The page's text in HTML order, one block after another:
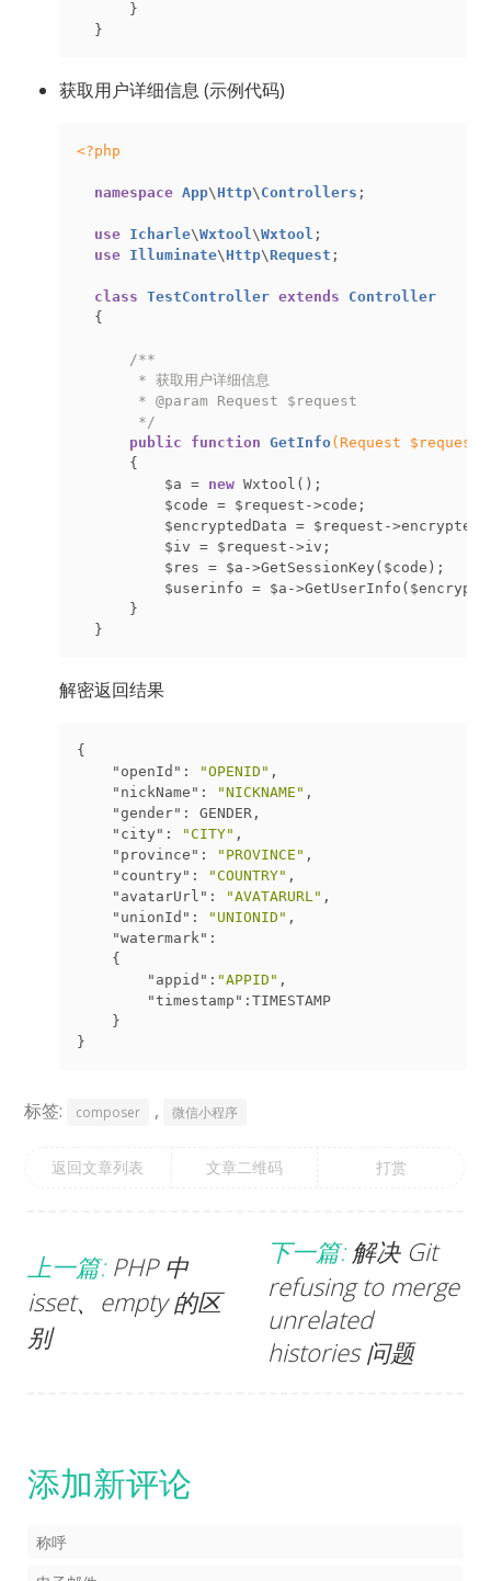
      }
获取用户详细信息 (示例代码)
<?php
namespace App\Http\ Controllers ;
use Icharle\Wxtool\Wxtool ;
use Illuminate\Http\Request ;
class TestController extends
Controller
{
/**
       * 获取用户详细信息
       *
@param Request $request
       */
public
function GetInfo(Request $request)
{
          $a =
new Wxtool();
$code =
$encryptedData =
$iv =
$res = $a-
$userinfo = $a-
      }
解密返回结果
{
"openId" : "OPENID" ,
"nickName" : "NICKNAME" ,
"gender" : GENDER,
"city" : "CITY" ,
"province" : "PROVINCE" ,
"country" : "COUNTRY" ,
"avatarUrl" : "AVATARURL" ,
"unionId" : "UNIONID" ,
"watermark" :
    {
"appid" : "APPID" ,
"timestamp" :TIMESTAMP
    }
标签: composer , 微信小程序
返回文章列表 文章二维码 打赏
上一篇: PHP 中
isset、empty 的区
别
下一篇: 解决 Git
refusing to merge
unrelated
histories 问题
添加新评论